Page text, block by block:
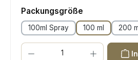
Packungsgröße
100ml Spray 100 ml 200
Produkt Anzahl: Gib den